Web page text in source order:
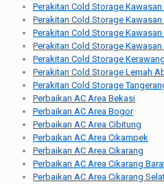
Perakitan Cold Storage Kawasan
Perakitan Cold Storage Kawasan
Perakitan Cold Storage
Perakitan Cold Storage Kawasan
Perakitan Cold Storage Kerawang
Perakitan Cold Storage Lemah
Perakitan Cold Storage
Perbaikan AC Area Bekasi
Perbaikan AC Area Bogor
Perbaikan AC Area Cibitung
Perbaikan AC Area Cikampek
Perbaikan AC Area Cikarang
Perbaikan AC Area Cikarang
Perbaikan AC Area Cikarang